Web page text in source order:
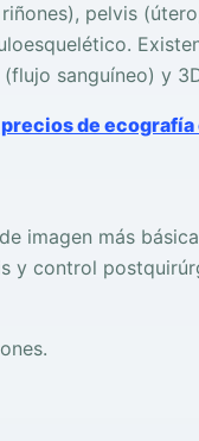
pelvis
sanguíneo) y
de
imagen más
y control